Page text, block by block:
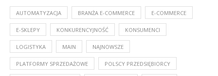
AUTOMATYZACJA BRANŻA E-COMMERCE E-COMMERCE
E-SKLEPY KONKURENCYJNOŚĆ KONSUMENCI
LOGISTYKA MAIN NAJNOWSZE
PLATFORMY SPRZEDAŻOWE POLSCY PRZEDSIĘBIORCY